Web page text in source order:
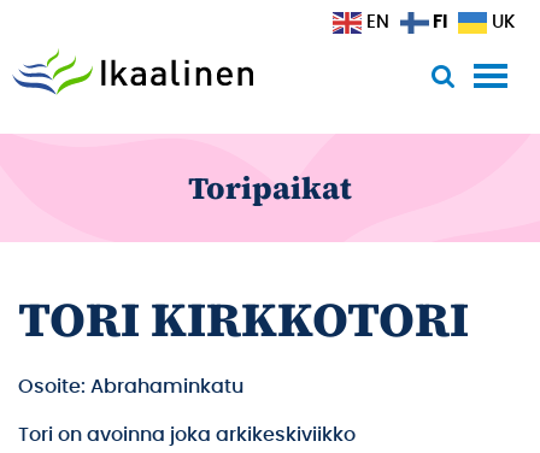
Toripaikat
TORI KIRKKOTORI
Osoite: Abrahaminkatu
Tori on avoinna joka arkikeskiviikko
EN FI UK